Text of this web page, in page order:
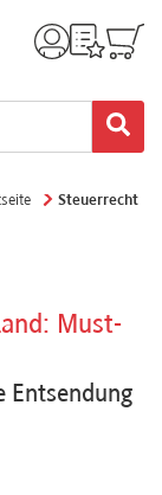
Steuerrecht
Must-
Entsendung